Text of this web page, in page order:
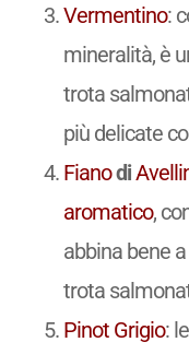
Vermentino:
mineralità, è
trota
più delicate
Fianodi
aromatico,
abbina bene
trota
Pinot Grigio: